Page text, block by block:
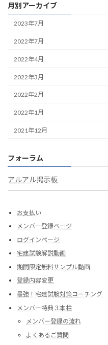
月別アーカイブ
2023年7月
2022年7月
2022年4月
2022年3月
2022年2月
2022年1月
2021年12月
フォーラム
アルアル掲示板
お支払い
メンバー登録ページ
ログインページ
宅建試験解説動画
期間限定無料サンプル動画
登録内容変更
最強！宅建試験対策コーチング
メンバー特典３本柱
メンバー登録の流れ
よくあるご質問